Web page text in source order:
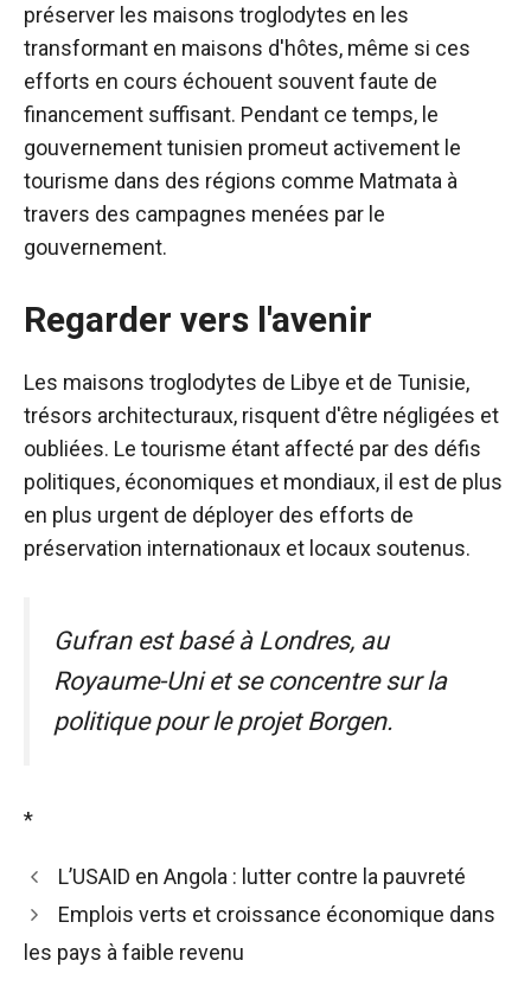
préserver les maisons troglodytes en les
transformant en maisons d'hôtes, même si ces
efforts en cours échouent souvent faute de
financement suffisant. Pendant ce temps, le
gouvernement tunisien promeut activement le
tourisme dans des régions comme Matmata à
travers des campagnes menées par le
gouvernement.
Regarder vers l'avenir
Les maisons troglodytes de Libye et de Tunisie,
trésors architecturaux, risquent d'être négligées et
oubliées. Le tourisme étant affecté par des défis
politiques, économiques et mondiaux, il est de plus
en plus urgent de déployer des efforts de
préservation internationaux et locaux soutenus.
Gufran est basé à Londres, au
Royaume-Uni et se concentre sur la
politique pour le projet Borgen.
*
L’USAID en Angola : lutter contre la pauvreté
Emplois verts et croissance économique dans
les pays à faible revenu